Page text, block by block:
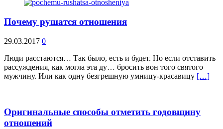
Почему рушатся отношения
29.03.2017 0
Люди расстаются… Так было, есть и будет. Но если отставить
рассуждения, как могла эта ду… бросить вон того святого
мужчину. Или как одну безгрешную умницу-красавицу […]
Оригинальные способы отметить годовщину
отношений